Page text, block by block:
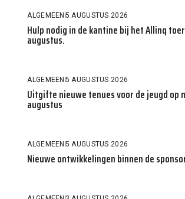
ALGEMEEN5 AUGUSTUS 2026
Hulp nodig in de kantine bij het Allinq
augustus.
ALGEMEEN5 AUGUSTUS 2026
Uitgifte nieuwe tenues voor de jeugd op
augustus
ALGEMEEN5 AUGUSTUS 2026
Nieuwe ontwikkelingen binnen de